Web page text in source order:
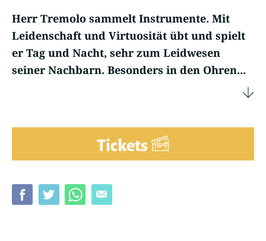
Herr Tremolo sammelt Instrumente. Mit
Leidenschaft und Virtuosität übt und spielt
er Tag und Nacht, sehr zum Leidwesen
seiner Nachbarn. Besonders in den Ohren...
Tickets